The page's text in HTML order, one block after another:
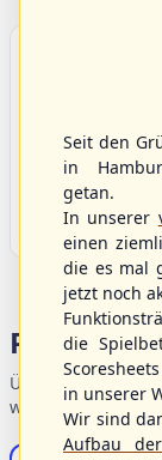
Bargenstedt
Beavers
Übersicht der
weiterführende
Seit den
in
getan.
In unserer
einen
die es mal
jetzt noch
die
in unserer
Wir sind
Aufbau